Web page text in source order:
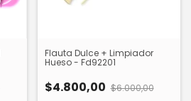
Flauta Dulce + Limpiador
Hueso - Fd92201
$4.800,00 $6.000,00